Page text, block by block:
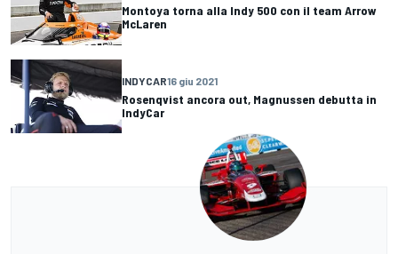
Montoya torna alla Indy 500 con il team Arrow
McLaren
INDYCAR16 giu 2021
Rosenqvist ancora out, Magnussen debutta in
IndyCar